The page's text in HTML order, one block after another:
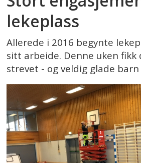
lekeplass
Allerede i 2016 begynte
sitt arbeide. Denne uken fikk
strevet - og veldig glade